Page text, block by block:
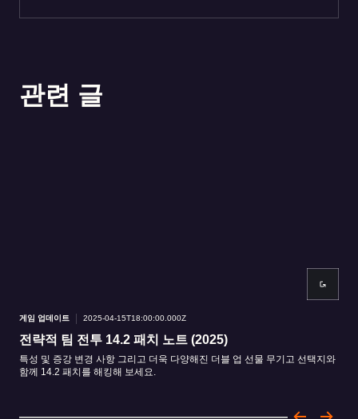
관련 글
게임 업데이트 2025-04-15T18:00:00.000Z
전략적 팀 전투 14.2 패치 노트 (2025)
특성 및 증강 변경 사항 그리고 더욱 다양해진 더블 업 선물 무기고 선택지와
함께 14.2 패치를 해킹해 보세요.